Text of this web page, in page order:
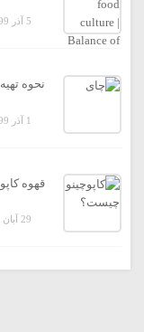
5 آذر 1399
نحوه
1 آذر 1399
قهوه
29 آبان 1399